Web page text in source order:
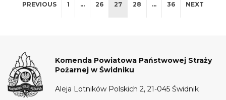
PREVIOUS 1 … 26 27 28 … 36 NEXT
Komenda Powiatowa Państwowej Straży
Pożarnej w Świdniku
Aleja Lotników Polskich 2, 21-045 Świdnik